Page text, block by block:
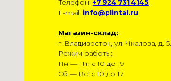
Телефон: +7 924 731 4145
E-mail: info@plintal.ru
Магазин-склад:
г. Владивосток, ул. Чкалова, д. 5.
Режим работы:
Пн — Пт: с 10 до 19
Сб — Вс: с 10 до 17